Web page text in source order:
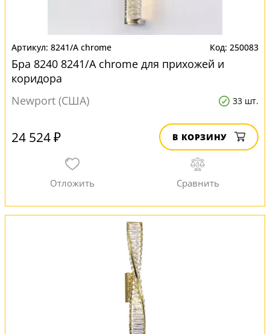
8241/A chrome 250083
Бра 8240 8241/A chrome для прихожей и
коридора
Newport (США)
33 шт.
24 524 ₽ В КОРЗИНУ